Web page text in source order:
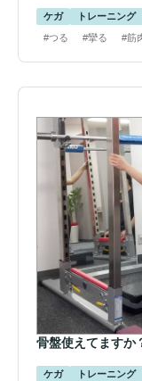
ケガ トレーニング
#つる
#攣る #筋
骨盤使えてますか
ケガ トレーニング